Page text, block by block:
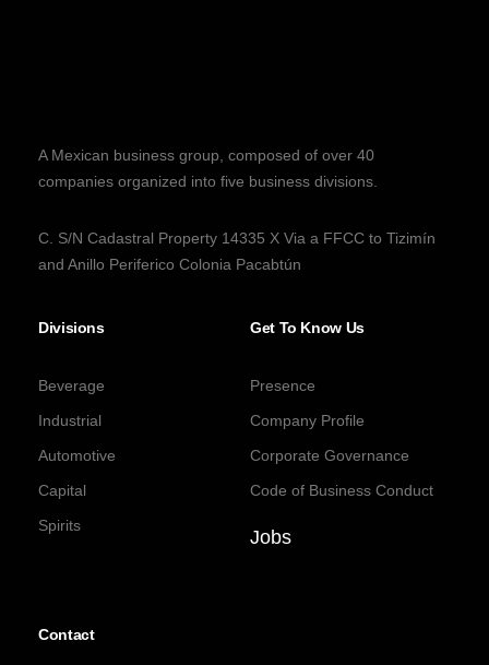
A Mexican business group, composed of over 40
companies organized into five business divisions.
C. S/N Cadastral Property 14335 X Via a FFCC to Tizimín
and Anillo Periferico Colonia Pacabtún
Divisions
Beverage
Industrial
Automotive
Capital
Spirits
Get To Know Us
Presence
Company Profile
Corporate Governance
Code of Business Conduct
Jobs
Contact